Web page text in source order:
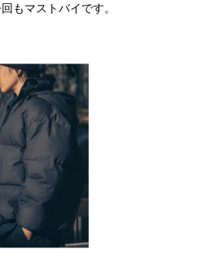
もマストバイです。